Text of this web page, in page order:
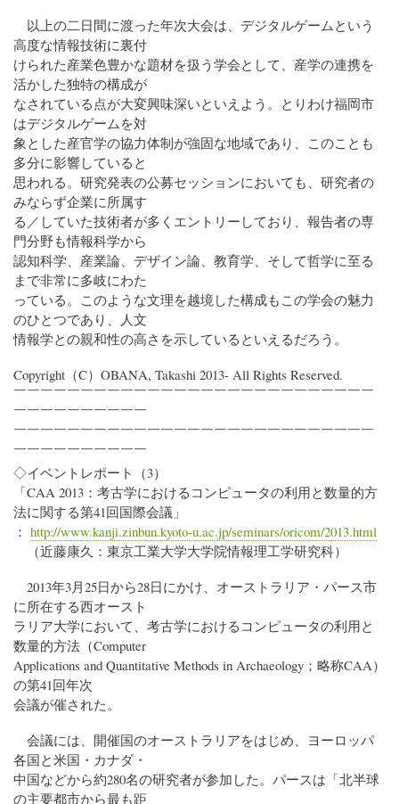
以上の二日間に渡った年次大会は、デジタルゲームという
高度な情報技術に裏付
けられた産業色豊かな題材を扱う学会として、産学の連携を
活かした独特の構成が
なされている点が大変興味深いといえよう。とりわけ福岡市
はデジタルゲームを対
象とした産官学の協力体制が強固な地域であり、このことも
多分に影響していると
思われる。研究発表の公募セッションにおいても、研究者の
みならず企業に所属す
る／していた技術者が多くエントリーしており、報告者の専
門分野も情報科学から
認知科学、産業論、デザイン論、教育学、そして哲学に至る
まで非常に多岐にわた
っている。このような文理を越境した構成もこの学会の魅力
のひとつであり、人文
情報学との親和性の高さを示しているといえるだろう。
Copyright（C）OBANA, Takashi 2013- All Rights Reserved.
￣￣￣￣￣￣￣￣￣￣￣￣￣￣￣￣￣￣￣￣￣￣￣￣￣￣￣
￣￣￣￣￣￣￣￣￣￣
￣￣￣￣￣￣￣￣￣￣￣￣￣￣￣￣￣￣￣￣￣￣￣￣￣￣￣
￣￣￣￣￣￣￣￣￣￣
◇イベントレポート（3）
「CAA 2013：考古学におけるコンピュータの利用と数量的方
法に関する第41回国際会議」
： http://www.kanji.zinbun.kyoto-u.ac.jp/seminars/oricom/2013.html
（近藤康久：東京工業大学大学院情報理工学研究科）
2013年3月25日から28日にかけ、オーストラリア・パース市
に所在する西オースト
ラリア大学において、考古学におけるコンピュータの利用と
数量的方法（Computer
Applications and Quantitative Methods in Archaeology；略称CAA）
の第41回年次
会議が催された。
会議には、開催国のオーストラリアをはじめ、ヨーロッパ
各国と米国・カナダ・
中国などから約280名の研究者が参加した。パースは「北半球
の主要都市から最も距